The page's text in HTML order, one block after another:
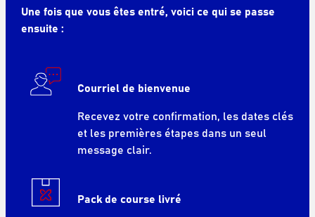
Une fois que vous êtes entré, voici ce qui se passe
ensuite :
Courriel de bienvenue
Recevez votre confirmation, les dates clés
et les premières étapes dans un seul
message clair.
Pack de course livré